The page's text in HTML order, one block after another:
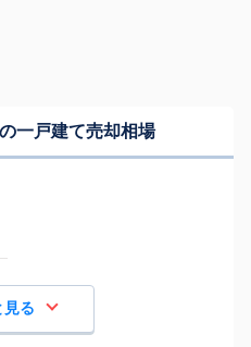
一戸建て売却相場
見る